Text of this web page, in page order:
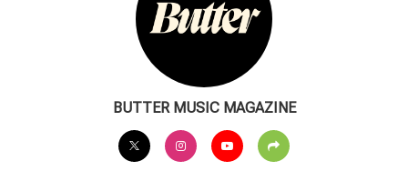
BUTTER MUSIC MAGAZINE